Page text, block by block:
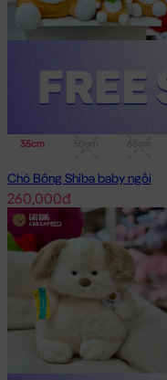
35cm
Chó Bông Shiba baby ngồi
260,000đ